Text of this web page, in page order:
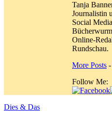
Tanja
Journalistin
Social
Online-
Rundschau.
More Posts -
Follow Me:
Dies & Das